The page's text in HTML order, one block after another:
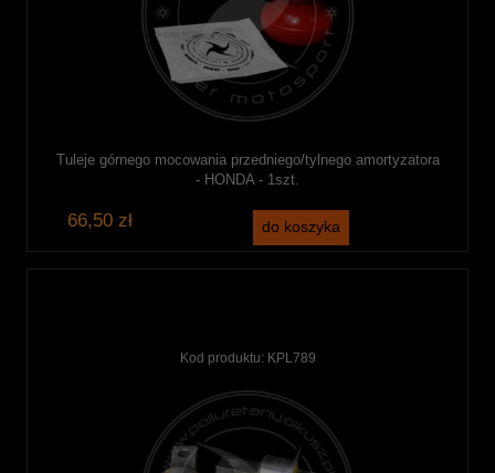
Tuleje górnego mocowania przedniego/tylnego amortyzatora
- HONDA - 1szt.
66,50 zł do koszyka
Kod produktu: KPL789